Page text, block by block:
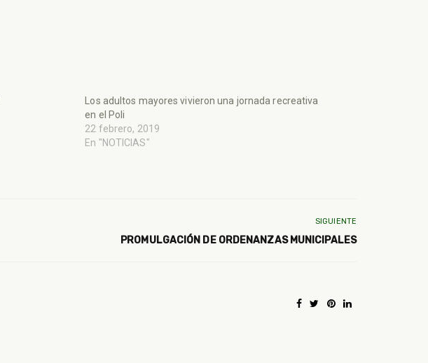
Los adultos mayores vivieron una jornada recreativa
en el Poli
22 febrero, 2019
En "NOTICIAS"
SIGUIENTE
PROMULGACIÓN DE ORDENANZAS MUNICIPALES